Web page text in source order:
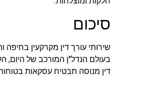
סיכום
שירותי עורך דין מקרקעין
בעולם הנדל"ן המורכב של היום,
דין מנוסה תבטיח עסקאות